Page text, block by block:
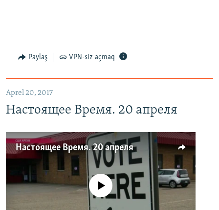
Paylaş VPN-siz açmaq
Aprel 20, 2017
Настоящее Время. 20 апреля
Настоящее Время. 20 апреля
No media source currently available